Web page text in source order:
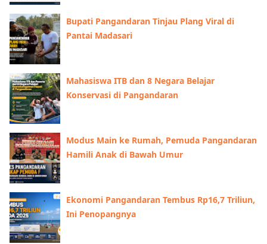
Bupati Pangandaran Tinjau Plang Viral di
Pantai Madasari
Mahasiswa ITB dan 8 Negara Belajar
Konservasi di Pangandaran
Modus Main ke Rumah, Pemuda Pangandaran
Hamili Anak di Bawah Umur
Ekonomi Pangandaran Tembus Rp16,7 Triliun,
Ini Penopangnya